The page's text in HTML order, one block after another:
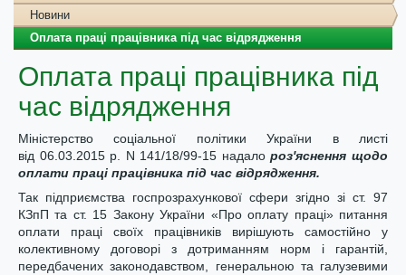
Новини
Оплата праці працівника під час відрядження
Оплата праці працівника під
час відрядження
Міністерство соціальної політики України в листі
від 06.03.2015 р. N 141/18/99-15 надалороз'яснення щодо
оплати праці працівника під час відрядження.
Так підприємства госпрозрахункової сфери згідно зі ст. 97
КЗпП та ст. 15 Закону України «Про оплату праці» питання
оплати праці своїх працівників вирішують самостійно у
колективному договорі з дотриманням норм і гарантій,
передбачених законодавством, генеральною та галузевими